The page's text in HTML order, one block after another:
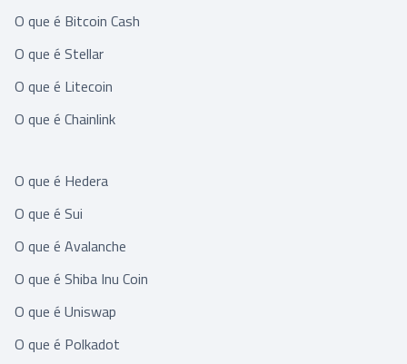
O que é Bitcoin Cash
O que é Stellar
O que é Litecoin
O que é Chainlink
O que é Hedera
O que é Sui
O que é Avalanche
O que é Shiba Inu Coin
O que é Uniswap
O que é Polkadot